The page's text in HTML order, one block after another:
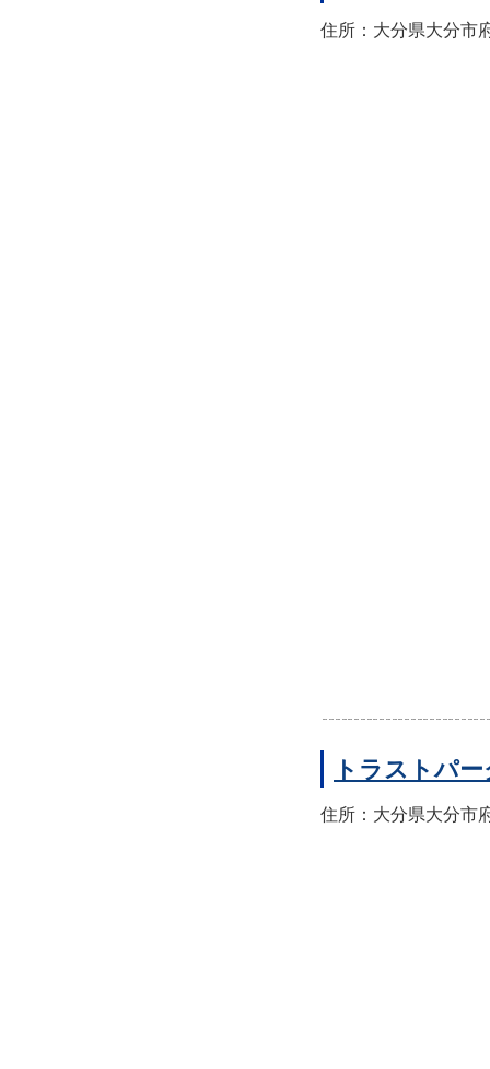
住所：大分県大分市
トラストパ
住所：大分県大分市